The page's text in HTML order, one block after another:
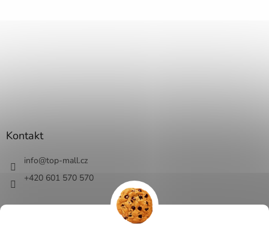
Kontakt
info@top-mall.cz
+420 601 570 570